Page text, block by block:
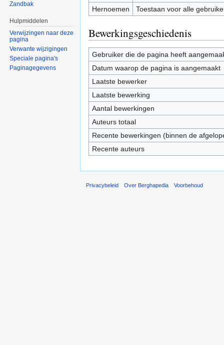
Hernoemen
Toestaan voor alle
Bewerkingsgeschiedenis
Gebruiker die de pagina heeft
Datum waarop de pagina is aangemaakt
Laatste bewerker
Laatste bewerking
Aantal bewerkingen
Auteurs totaal
Recente bewerkingen (binnen de
Recente auteurs
Zandbak
Hulpmiddelen
Verwijzingen naar deze
pagina
Verwante wijzigingen
Speciale pagina's
Paginagegevens
Privacybeleid Over Berghapedia Voorbehoud